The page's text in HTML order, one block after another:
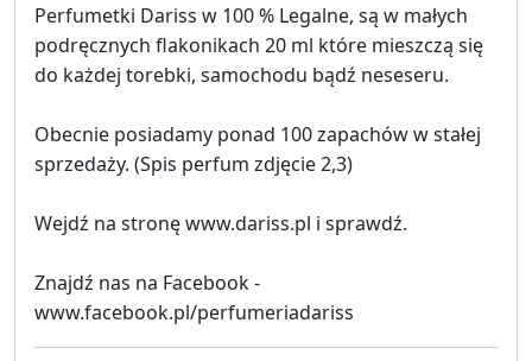
Perfumetki Dariss w 100 % Legalne, są w małych
podręcznych flakonikach 20 ml które mieszczą się
do każdej torebki, samochodu bądź neseseru.
Obecnie posiadamy ponad 100 zapachów w stałej
sprzedaży. (Spis perfum zdjęcie 2,3)
Wejdź na stronę www.dariss.pl i sprawdź.
Znajdź nas na Facebook -
www.facebook.pl/perfumeriadariss